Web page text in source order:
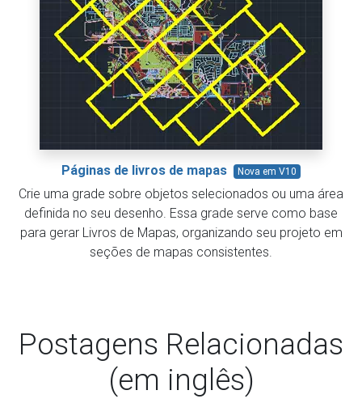
Páginas de livros de mapas Nova em V10
Crie uma grade sobre objetos selecionados ou uma área
definida no seu desenho. Essa grade serve como base
para gerar Livros de Mapas, organizando seu projeto em
seções de mapas consistentes.
Postagens Relacionadas
(em inglês)